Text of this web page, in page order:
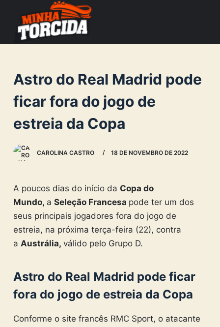
o
o
n
e
Astro do Real Madrid pode
ficar fora do jogo de
estreia da Copa
CAROLINA CASTRO 18 DE NOVEMBRO DE 2022
A poucos dias do início da Copa do
Mundo, a Seleção Francesa pode ter um dos
seus principais jogadores fora do jogo de
estreia, na próxima terça-feira (22), contra
a Austrália, válido pelo Grupo D.
Astro do Real Madrid pode ficar
fora do jogo de estreia da Copa
Conforme o site francês RMC Sport, o atacante